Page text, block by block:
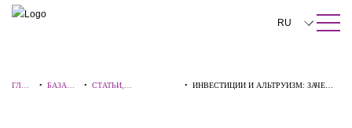
ПОИСК ПО САЙТУ Закрыть
RU
中文
ГЛАВ
• БАЗА
•СТАТЬИ,
•ИНВЕСТИЦИИ И АЛЬТРУИЗМ: ЗАЧЕМ